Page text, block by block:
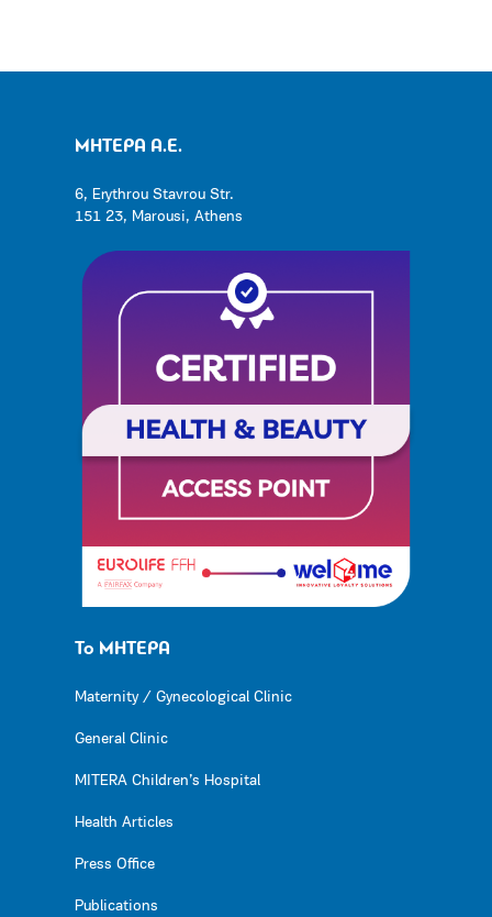
ΜΗΤΕΡΑ Α.Ε.
6, Erythrou Stavrou Str.
151 23, Marousi, Athens
Το ΜΗΤΕΡΑ
Maternity / Gynecological Clinic
General Clinic
MITERA Children’s Hospital
Health Articles
Press Office
Publications